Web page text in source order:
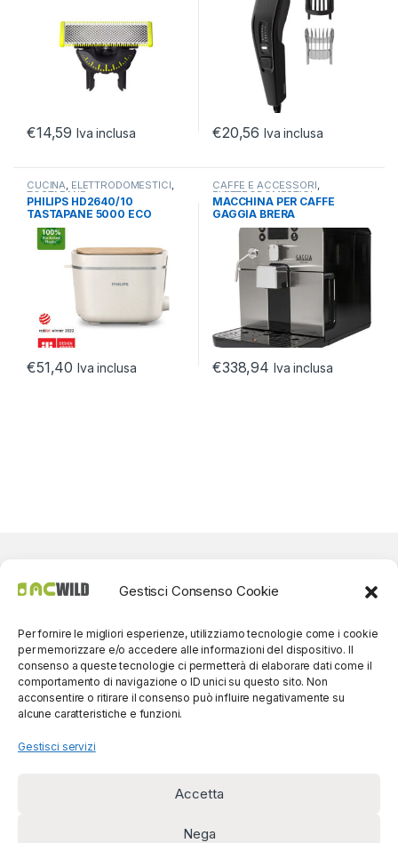
Gestisci Consenso Cookie
Per fornire le migliori esperienze, utilizziamo tecnologie come i cookie
per memorizzare e/o accedere alle informazioni del dispositivo. Il
consenso a queste tecnologie ci permetterà di elaborare dati come il
comportamento di navigazione o ID unici su questo sito. Non
acconsentire o ritirare il consenso può influire negativamente su
alcune caratteristiche e funzioni.
Gestisci servizi
Accetta
Nega
€14,59 Iva inclusa €20,56 Iva inclusa
CUCINA, ELETTRODOMESTICI,
TOSTAPANE
PHILIPS HD2640/10
TASTAPANE 5000 ECO
CONSCIOUS
€51,40 Iva inclusa
CAFFE E ACCESSORI,
ELETTRODOMESTICI,
MACCHINE AUTOMATICHE
MACCHINA PER CAFFE
GAGGIA BRERA
AUTOMATICA RI9305/11
€338,94 Iva inclusa